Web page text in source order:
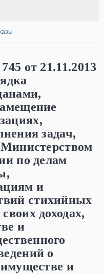
от 21.11.2013
задач,
по делам
и
стихийных
доходах,
и
о
имуществе и